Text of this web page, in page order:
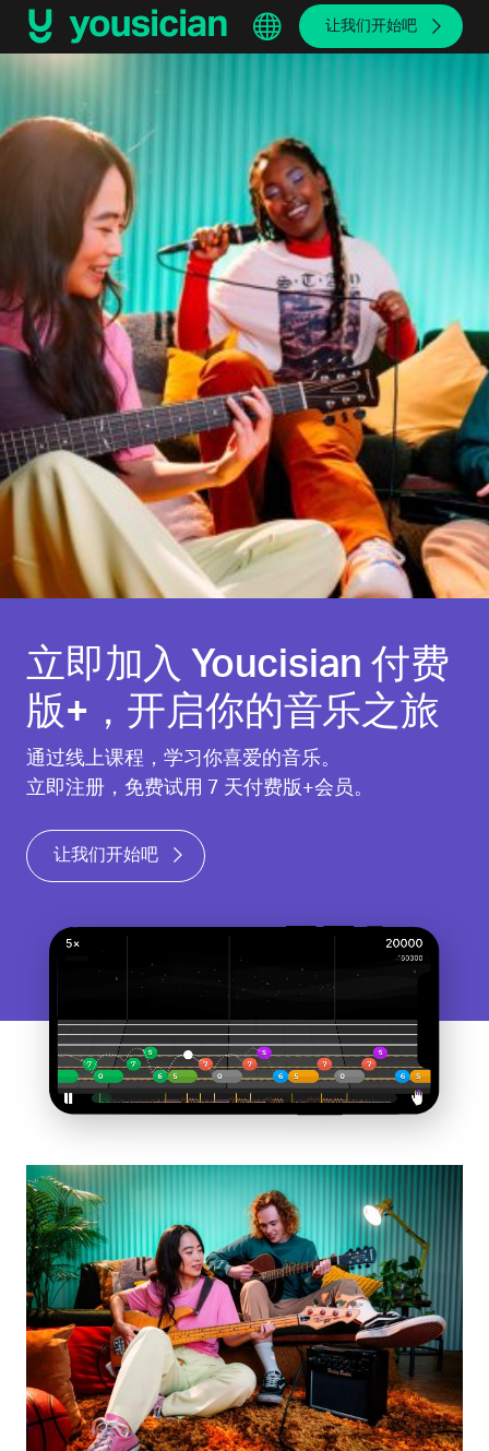
让我们开始吧
立即加入 Youcisian 付费
版+，开启你的音乐之旅
通过线上课程，学习你喜爱的音乐。
立即注册，免费试用 7 天付费版+会员。
让我们开始吧